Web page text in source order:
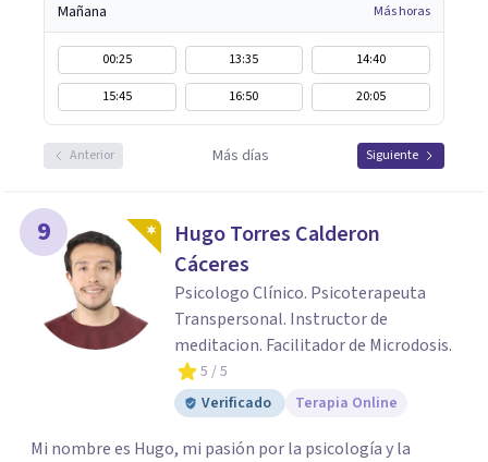
Mañana Más horas
00:25 13:35
14:40
15:45
16:50 20:05
Anterior Más días Siguiente
9
Hugo Torres Calderon
Cáceres
Psicologo Clínico. Psicoterapeuta
Transpersonal. Instructor de
meditacion. Facilitador de Microdosis.
5 / 5
Verificado
Terapia Online
Mi nombre es Hugo, mi pasión por la psicología y la